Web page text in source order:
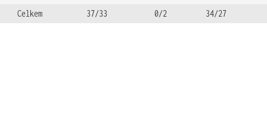
Celkem 37/33 0/2 34/27